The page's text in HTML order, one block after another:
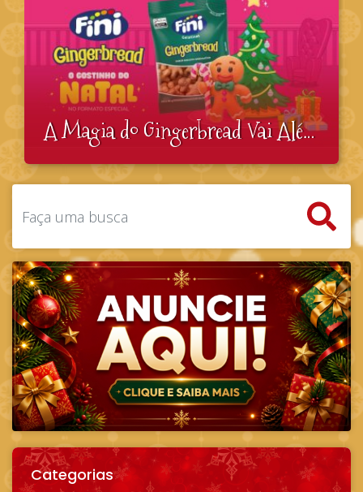
A Magia do Gingerbread Vai Além do Biscoito
Categorias